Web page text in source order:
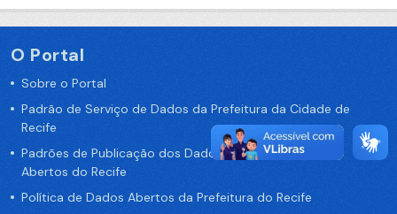
O Portal
Sobre o Portal
Padrão de Serviço de Dados da Prefeitura da Cidade de
Recife
Padrões de Publicação dos Dados no Portal de Dados
Abertos do Recife
Política de Dados Abertos da Prefeitura do Recife